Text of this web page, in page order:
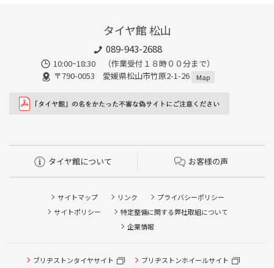
タイヤ館 松山
089-943-2688
10:00~18:30 （作業受付１８時００分まで）
〒790-0053 愛媛県松山市竹原2-1-26
Map
タイヤ館について お客様の声
サイトマップ リンク
プライバシーポリシー
サイトポリシー
特定整備に関する弊社取組について
企業情報
ブリヂストンタイヤサイト ブリヂストンホイールサイト
タイヤ点検・安全点検/タイヤ履き替え/オイル交換/その他